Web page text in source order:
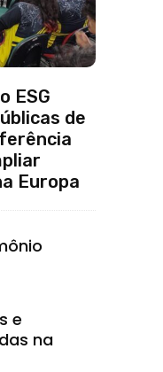
ESG
de
Europa
e
na